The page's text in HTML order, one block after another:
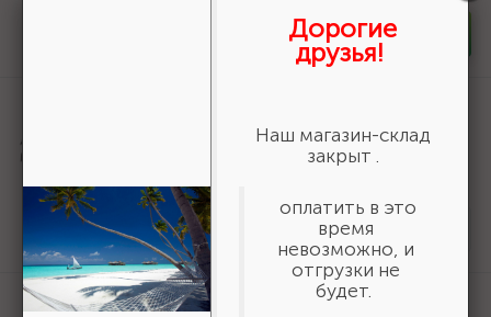
шт
URAGAN Fast 140x20/16мм 16Т, диск
пильный по дереву {36800-140-20-
161 ₽ /шт
Нет в наличии
Артикул:3550-16-775
Дорогие
друзья!
Наш магазин-склад
закрыт .
оплатить в это
время
невозможно, и
отгрузки не
будет.